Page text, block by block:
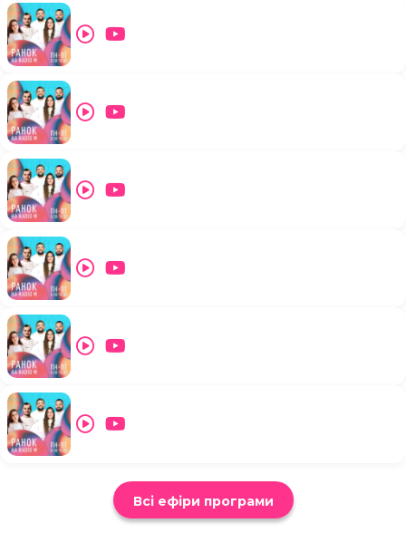
Всі ефіри програми